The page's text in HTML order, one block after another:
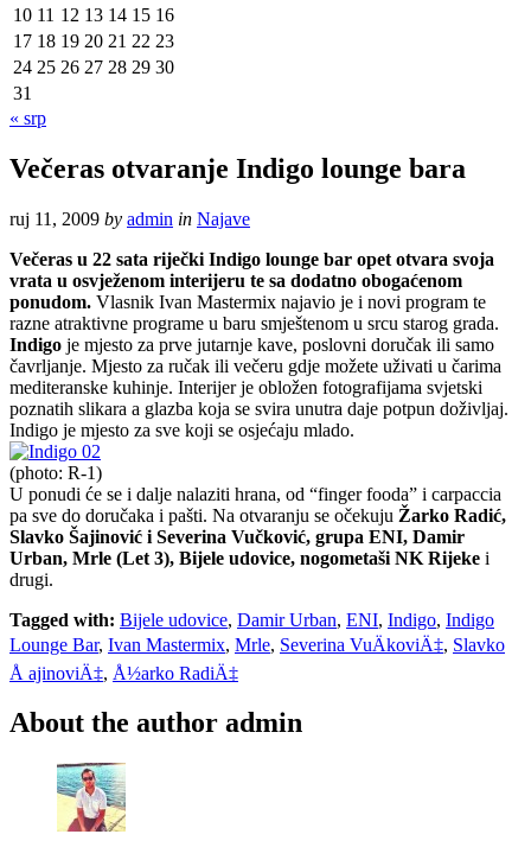
10 11 12 13 14 15 16
17 18 19 20 21 22 23
24 25 26 27 28 29 30
31
« srp
Večeras otvaranje Indigo lounge bara
ruj 11, 2009 by admin in Najave
Večeras u 22 sata riječki Indigo lounge bar opet otvara svoja
vrata u osvježenom interijeru te sa dodatno obogaćenom
ponudom. Vlasnik Ivan Mastermix najavio je i novi program te
razne atraktivne programe u baru smještenom u srcu starog grada.
Indigo je mjesto za prve jutarnje kave, poslovni doručak ili samo
čavrljanje. Mjesto za ručak ili večeru gdje možete uživati u čarima
mediteranske kuhinje. Interijer je obložen fotografijama svjetski
poznatih slikara a glazba koja se svira unutra daje potpun doživljaj.
Indigo je mjesto za sve koji se osjećaju mlado.
(photo: R-1)
U ponudi će se i dalje nalaziti hrana, od “finger fooda” i carpaccia
pa sve do doručaka i pašti. Na otvaranju se očekuju Žarko Radić,
Slavko Šajinović i Severina Vučković, grupa ENI, Damir
Urban, Mrle (Let 3), Bijele udovice, nogometaši NK Rijeke i
drugi.
Tagged with: Bijele udovice, Damir Urban, ENI, Indigo, Indigo
Lounge Bar, Ivan Mastermix, Mrle, Severina VuÄkoviÄ‡, Slavko
Å ajinoviÄ‡, Å½arko RadiÄ‡
About the author admin